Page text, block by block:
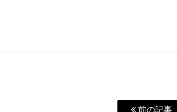
前の記事